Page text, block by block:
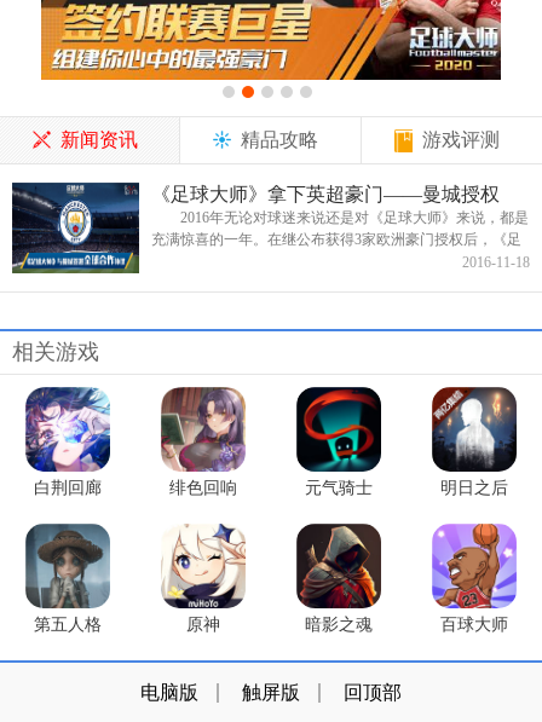
新闻资讯 精品攻略 游戏评测
《足球大师》拿下英超豪门——曼城授权
2016年无论对球迷来说还是对《足球大师》来说，都是
充满惊喜的一年。在继公布获得3家欧洲豪门授权后，《足
球大师》近日又公布一大喜讯——已成功拿下英超豪门曼城
2016-11-18
相关游戏
白荆回廊 绯色回响 元气骑士 明日之后
第五人格 原神 暗影之魂 百球大师
电脑版 触屏版 回顶部